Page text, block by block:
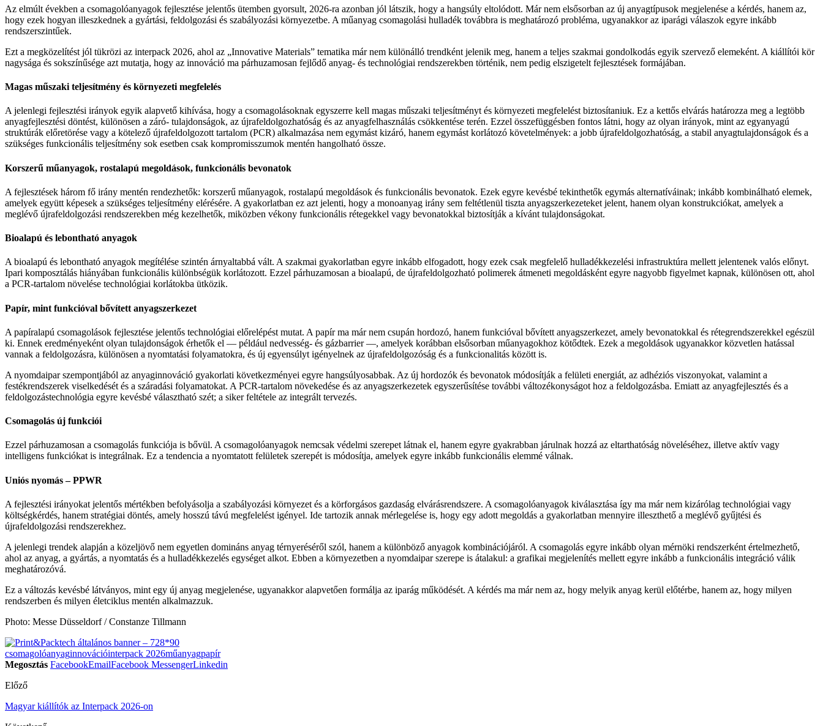
Az elmúlt években a csomagolóanyagok fejlesztése jelentős ütemben gyorsult, 2026-ra azonban jól látszik, hogy a hangsúly eltolódott. Már nem elsősorban az új anyagtípusok megjelenése a kérdés, hanem az,
hogy ezek hogyan illeszkednek a gyártási, feldolgozási és szabályozási környezetbe. A műanyag csomagolási hulladék továbbra is meghatározó probléma, ugyanakkor az iparági válaszok egyre inkább
rendszerszintűek.
Ezt a megközelítést jól tükrözi az interpack 2026, ahol az „Innovative Materials” tematika már nem különálló trendként jelenik meg, hanem a teljes szakmai gondolkodás egyik szervező elemeként. A kiállítói kör
nagysága és sokszínűsége azt mutatja, hogy az innováció ma párhuzamosan fejlődő anyag- és technológiai rendszerekben történik, nem pedig elszigetelt fejlesztések formájában.
Magas műszaki teljesítmény és környezeti megfelelés
A jelenlegi fejlesztési irányok egyik alapvető kihívása, hogy a csomagolásoknak egyszerre kell magas műszaki teljesítményt és környezeti megfelelést biztosítaniuk. Ez a kettős elvárás határozza meg a legtöbb
anyagfejlesztési döntést, különösen a záró- tulajdonságok, az újrafeldolgozhatóság és az anyagfelhasználás csökkentése terén. Ezzel összefüggésben fontos látni, hogy az olyan irányok, mint az egyanyagú
struktúrák előretörése vagy a kötelező újrafeldolgozott tartalom (PCR) alkalmazása nem egymást kizáró, hanem egymást korlátozó követelmények: a jobb újrafeldolgozhatóság, a stabil anyagtulajdonságok és a
szükséges funkcionális teljesítmény sok esetben csak kompromisszumok mentén hangolható össze.
Korszerű műanyagok, rostalapú megoldások, funkcionális bevonatok
A fejlesztések három fő irány mentén rendezhetők: korszerű műanyagok, rostalapú megoldások és funkcionális bevonatok. Ezek egyre kevésbé tekinthetők egymás alternatíváinak; inkább kombinálható elemek,
amelyek együtt képesek a szükséges teljesítmény elérésére. A gyakorlatban ez azt jelenti, hogy a monoanyag irány sem feltétlenül tiszta anyagszerkezeteket jelent, hanem olyan konstrukciókat, amelyek a
meglévő újrafeldolgozási rendszerekben még kezelhetők, miközben vékony funkcionális rétegekkel vagy bevonatokkal biztosítják a kívánt tulajdonságokat.
Bioalapú és lebontható anyagok
A bioalapú és lebontható anyagok megítélése szintén árnyaltabbá vált. A szakmai gyakorlatban egyre inkább elfogadott, hogy ezek csak megfelelő hulladékkezelési infrastruktúra mellett jelentenek valós előnyt.
Ipari komposztálás hiányában funkcionális különbségük korlátozott. Ezzel párhuzamosan a bioalapú, de újrafeldolgozható polimerek átmeneti megoldásként egyre nagyobb figyelmet kapnak, különösen ott, ahol
a PCR-tartalom növelése technológiai korlátokba ütközik.
Papír, mint funkcióval bővített anyagszerkezet
A papíralapú csomagolások fejlesztése jelentős technológiai előrelépést mutat. A papír ma már nem csupán hordozó, hanem funkcióval bővített anyagszerkezet, amely bevonatokkal és rétegrendszerekkel egészül
ki. Ennek eredményeként olyan tulajdonságok érhetők el — például nedvesség- és gázbarrier —, amelyek korábban elsősorban műanyagokhoz kötődtek. Ezek a megoldások ugyanakkor közvetlen hatással
vannak a feldolgozásra, különösen a nyomtatási folyamatokra, és új egyensúlyt igényelnek az újrafeldolgozóság és a funkcionalitás között is.
A nyomdaipar szempontjából az anyaginnováció gyakorlati következményei egyre hangsúlyosabbak. Az új hordozók és bevonatok módosítják a felületi energiát, az adhéziós viszonyokat, valamint a
festékrendszerek viselkedését és a száradási folyamatokat. A PCR-tartalom növekedése és az anyagszerkezetek egyszerűsítése további változékonyságot hoz a feldolgozásba. Emiatt az anyagfejlesztés és a
feldolgozástechnológia egyre kevésbé választható szét; a siker feltétele az integrált tervezés.
Csomagolás új funkciói
Ezzel párhuzamosan a csomagolás funkciója is bővül. A csomagolóanyagok nemcsak védelmi szerepet látnak el, hanem egyre gyakrabban járulnak hozzá az eltarthatóság növeléséhez, illetve aktív vagy
intelligens funkciókat is integrálnak. Ez a tendencia a nyomtatott felületek szerepét is módosítja, amelyek egyre inkább funkcionális elemmé válnak.
Uniós nyomás – PPWR
A fejlesztési irányokat jelentős mértékben befolyásolja a szabályozási környezet és a körforgásos gazdaság elvárásrendszere. A csomagolóanyagok kiválasztása így ma már nem kizárólag technológiai vagy
költségkérdés, hanem stratégiai döntés, amely hosszú távú megfelelést igényel. Ide tartozik annak mérlegelése is, hogy egy adott megoldás a gyakorlatban mennyire illeszthető a meglévő gyűjtési és
újrafeldolgozási rendszerekhez.
A jelenlegi trendek alapján a közeljövő nem egyetlen domináns anyag térnyeréséről szól, hanem a különböző anyagok kombinációjáról. A csomagolás egyre inkább olyan mérnöki rendszerként értelmezhető,
ahol az anyag, a gyártás, a nyomtatás és a hulladékkezelés egységet alkot. Ebben a környezetben a nyomdaipar szerepe is átalakul: a grafikai megjelenítés mellett egyre inkább a funkcionális integráció válik
meghatározóvá.
Ez a változás kevésbé látványos, mint egy új anyag megjelenése, ugyanakkor alapvetően formálja az iparág működését. A kérdés ma már nem az, hogy melyik anyag kerül előtérbe, hanem az, hogy milyen
rendszerben és milyen életciklus mentén alkalmazzuk.
Photo: Messe Düsseldorf / Constanze Tillmann
csomagolóanyaginnovációinterpack 2026műanyagpapír
Megosztás FacebookEmailFacebook MessengerLinkedin
Előző
Magyar kiállítók az Interpack 2026-on